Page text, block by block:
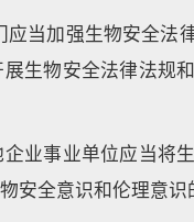
当加强生物安全法
生物安全法律法规
业事业单位应当将
安全意识和伦理意识